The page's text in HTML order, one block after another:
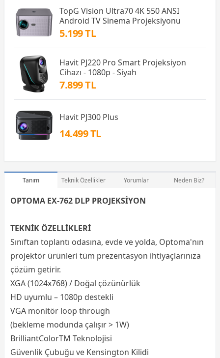
TopG Vision Ultra70 4K 550 ANSI
Android TV Sinema Projeksiyonu
5.199 TL
Havit PJ220 Pro Smart Projeksiyon
Cihazı - 1080p - Siyah
7.899 TL
Havit PJ300 Plus
14.499 TL
Tanım Teknik Özellikler Yorumlar Neden Biz?
OPTOMA EX-762 DLP PROJEKSİYON
TEKNİK ÖZELLİKLERİ
Sınıftan toplantı odasına, evde ve yolda, Optoma'nın
projektör ürünleri tüm prezentasyon ihtiyaçlarınıza
çözüm getirir.
XGA (1024x768) / Doğal çözünürlük
HD uyumlu – 1080p destekli
VGA monitör loop through
(bekleme modunda çalışır > 1W)
BrilliantColorTM Teknolojisi
Güvenlik Çubuğu ve Kensington Kilidi